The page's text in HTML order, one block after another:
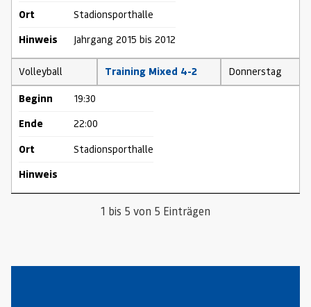
Ort Stadionsporthalle
Hinweis Jahrgang 2015 bis 2012
Volleyball Training Mixed 4-2 Donnerstag
Beginn 19:30
Ende 22:00
Ort Stadionsporthalle
Hinweis
1 bis 5 von 5 Einträgen